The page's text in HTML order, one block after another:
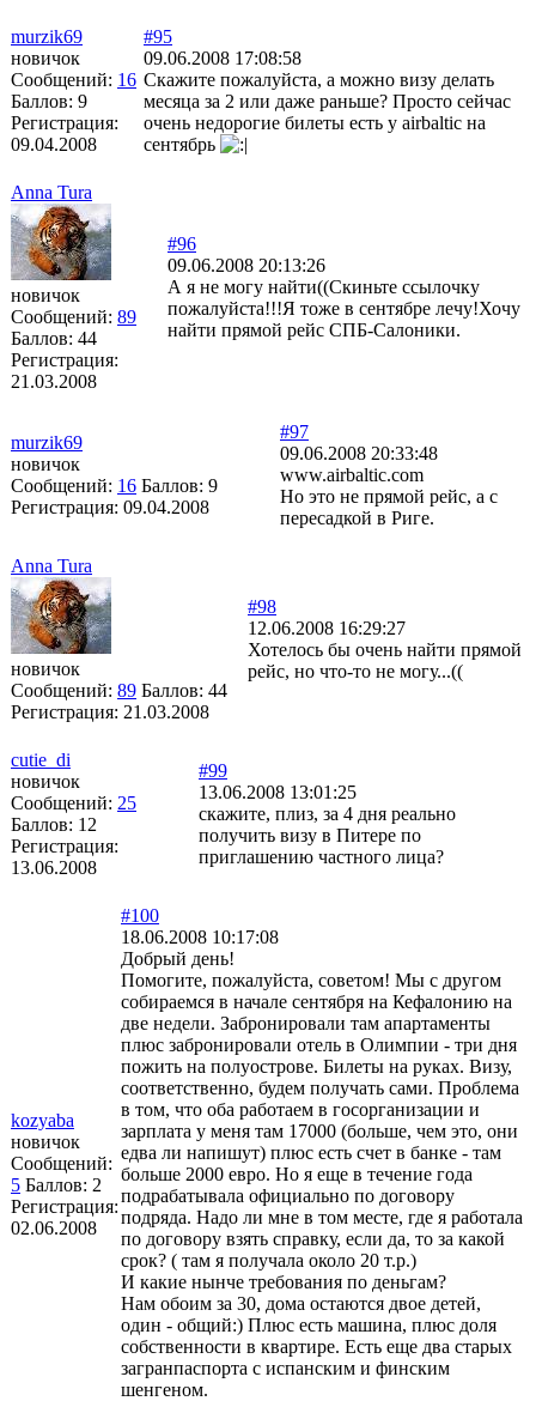
murzik69
новичок
Сообщений: 16
Баллов: 9
Регистрация:
09.04.2008
#95
09.06.2008 17:08:58
Скажите пожалуйста, а можно визу делать
месяца за 2 или даже раньше? Просто сейчас
очень недорогие билеты есть у airbaltic на
сентябрь
Anna Tura
новичок
Сообщений: 89
Баллов: 44
Регистрация:
21.03.2008
#96
09.06.2008 20:13:26
А я не могу найти((Скиньте ссылочку
пожалуйста!!!Я тоже в сентябре лечу!Хочу
найти прямой рейс СПБ-Салоники.
murzik69
новичок
Сообщений: 16 Баллов: 9
Регистрация: 09.04.2008
#97
09.06.2008 20:33:48
www.airbaltic.com
Но это не прямой рейс, а с
пересадкой в Риге.
Anna Tura
новичок
Сообщений: 89 Баллов: 44
Регистрация: 21.03.2008
#98
12.06.2008 16:29:27
Хотелось бы очень найти прямой
рейс, но что-то не могу...((
cutie_di
новичок
Сообщений: 25
Баллов: 12
Регистрация:
13.06.2008
#99
13.06.2008 13:01:25
скажите, плиз, за 4 дня реально
получить визу в Питере по
приглашению частного лица?
kozyaba
новичок
Сообщений:
5 Баллов: 2
Регистрация:
02.06.2008
#100
18.06.2008 10:17:08
Добрый день!
Помогите, пожалуйста, советом! Мы с другом
собираемся в начале сентября на Кефалонию на
две недели. Забронировали там апартаменты
плюс забронировали отель в Олимпии - три дня
пожить на полуострове. Билеты на руках. Визу,
соответственно, будем получать сами. Проблема
в том, что оба работаем в госорганизации и
зарплата у меня там 17000 (больше, чем это, они
едва ли напишут) плюс есть счет в банке - там
больше 2000 евро. Но я еще в течение года
подрабатывала официально по договору
подряда. Надо ли мне в том месте, где я работала
по договору взять справку, если да, то за какой
срок? ( там я получала около 20 т.р.)
И какие нынче требования по деньгам?
Нам обоим за 30, дома остаются двое детей,
один - общий:) Плюс есть машина, плюс доля
собственности в квартире. Есть еще два старых
загранпаспорта с испанским и финским
шенгеном.